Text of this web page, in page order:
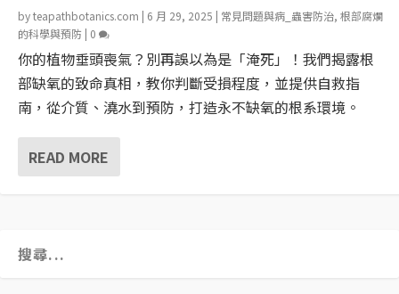
byteapathbotanics.com 6 月 29, 2025 常見問題與病_蟲害防治, 根部腐爛
的科學與預防
0
你的植物垂頭喪氣？別再誤以為是「淹死」！我們揭露根
部缺氧的致命真相，教你判斷受損程度，並提供自救指
南，從介質、澆水到預防，打造永不缺氧的根系環境。
READ MORE